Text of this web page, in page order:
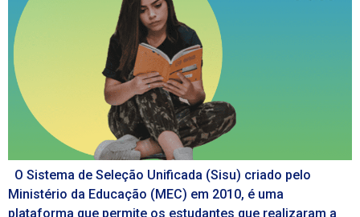
O Sistema de Seleção Unificada (Sisu) criado pelo
Ministério da Educação (MEC) em 2010, é uma
plataforma que permite os estudantes que realizaram a